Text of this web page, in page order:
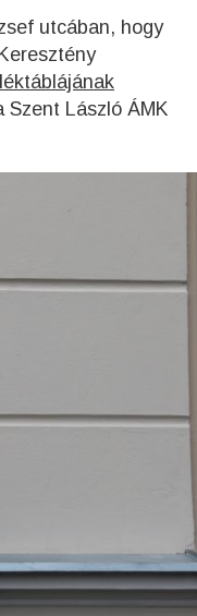
utcában, hogy
László ÁMK